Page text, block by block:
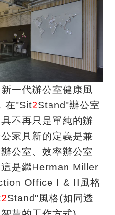
一代辦公室健康風
在"Sit2Stand"辦公室
不再只是單純的辦
家具新的定義是兼
公室、效率辦公室
是繼Herman Miller
Office I & II風格
2Stand"風格(如同透